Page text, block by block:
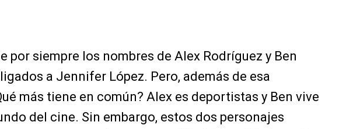
por siempre los nombres de Alex Rodríguez y Ben
a Jennifer López. Pero, además de esa
más tiene en común? Alex es deportistas y Ben vive
del cine. Sin embargo, estos dos personajes